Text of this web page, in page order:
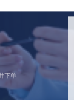
下单